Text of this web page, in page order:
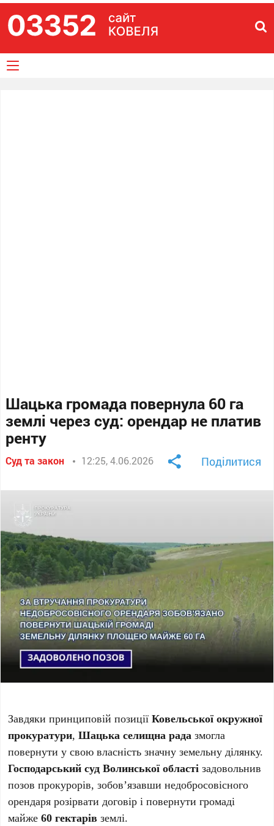
Шацька громада повернула 60 га
землі через суд: орендар не платив
ренту
Суд та закон 12:25, 4.06.2026 Поділитися
Завдяки принциповій позиціїКовельської окружної
прокуратури,Шацька селищна рада змогла
повернути у свою власність значну земельну ділянку.
Господарський суд Волинської області задовольнив
позов прокурорів, зобов’язавши недобросовісного
орендаря розірвати договір і повернути громаді
майже60 гектарів землі.